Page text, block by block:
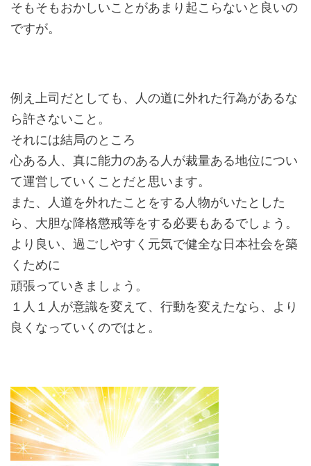
そもそもおかしいことがあまり起こらないと良いの
ですが。
例え上司だとしても、人の道に外れた行為があるな
ら許さないこと。
それには結局のところ
心ある人、真に能力のある人が裁量ある地位につい
て運営していくことだと思います。
また、人道を外れたことをする人物がいたとした
ら、大胆な降格懲戒等をする必要もあるでしょう。
より良い、過ごしやすく元気で健全な日本社会を築
くために
頑張っていきましょう。
１人１人が意識を変えて、行動を変えたなら、より
良くなっていくのではと。